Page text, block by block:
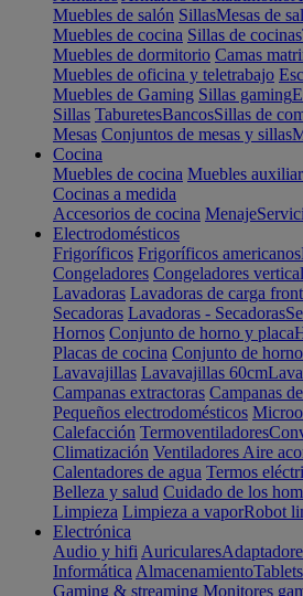
Muebles de salón SillasMesas de
Muebles de cocina Sillas de cocinas
Muebles de dormitorio Camas
Muebles de oficina y teletrabajo
Muebles de Gaming Sillas gaming
Sillas TaburetesBancosSillas de
Mesas Conjuntos de mesas y sillas
Cocina
Muebles de cocina Muebles
Cocinas a medida
Accesorios de cocina Menaje
Electrodomésticos
Frigoríficos Frigoríficos americanos
Congeladores Congeladores
Lavadoras Lavadoras de carga
Secadoras Lavadoras - Secadoras
Hornos Conjunto de horno y placa
Placas de cocina Conjunto de
Lavavajillas Lavavajillas 60cm
Campanas extractoras Campanas
Pequeños electrodomésticos
Calefacción Termoventiladores
Climatización Ventiladores Aire
Calentadores de agua Termos
Belleza y salud Cuidado de los
Limpieza Limpieza a vaporRobot
Electrónica
Audio y hifi Auriculares
Informática AlmacenamientoTablets
Gaming & streaming Monitores